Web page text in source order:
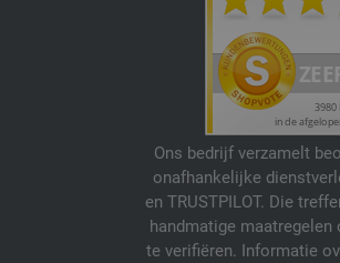
Ons bedrijf verzamelt
onafhankelijke
en TRUSTPILOT. Die
handmatige maatregelen
te verifiëren. Informatie